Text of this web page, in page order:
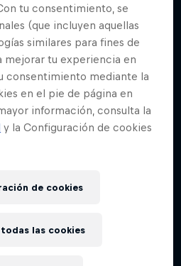
LA
evento de Downhill urbano
se realizará el Domingo 3
ENTRADAS?
totalmente gratuito,
puedas asegurarte un
tu consentimiento, se
(que incluyen aquellas
similares para fines de
mejorar tu experiencia en
consentimiento mediante la
en el pie de página en
información, consulta la
y la Configuración de cookies
de cookies
las cookies